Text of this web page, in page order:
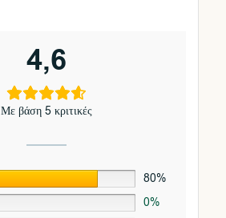
4,6
Με βάση 5 κριτικές
80%
0%